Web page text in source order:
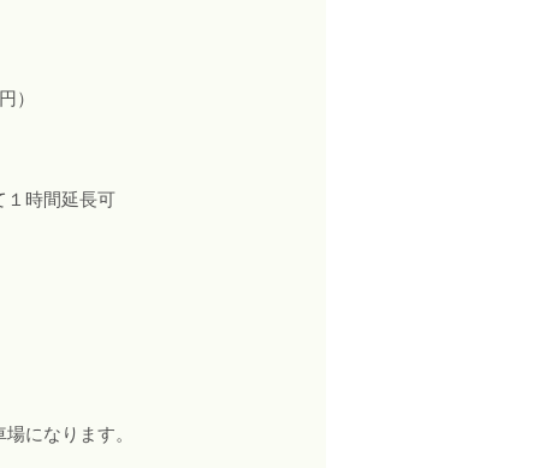
）
間延長可
になります。